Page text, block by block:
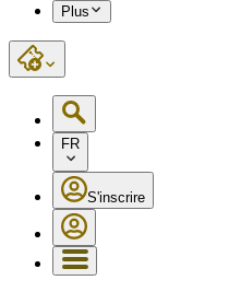
Plus
FR
S'inscrire